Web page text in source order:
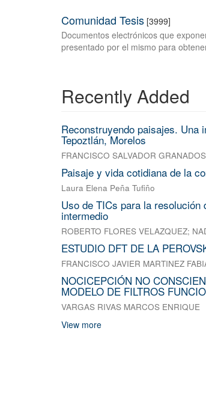
Comunidad Tesis [3999]
Documentos electrónicos que
presentado por el mismo para
Recently Added
Reconstruyendo paisajes. Una
Tepoztlán, Morelos
FRANCISCO SALVADOR
Paisaje y vida cotidiana de la
Laura Elena Peña Tufiño
Uso de TICs para la
intermedio
ROBERTO FLORES VELAZQUEZ;
ESTUDIO DFT DE LA
FRANCISCO JAVIER MARTINEZ
NOCICEPCIÓN NO
MODELO DE FILTROS
VARGAS RIVAS MARCOS ENRIQUE
View more